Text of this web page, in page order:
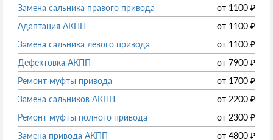
Замена сальника правого привода
от 1100 ₽
Адаптация АКПП
от 1100 ₽
Замена сальника левого привода
от 1100 ₽
Дефектовка АКПП
от 7900 ₽
Ремонт муфты привода
от 1700 ₽
Замена сальников АКПП
от 2200 ₽
Ремонт муфты полного привода
от 2300 ₽
Замена привода АКПП
от 4800 ₽